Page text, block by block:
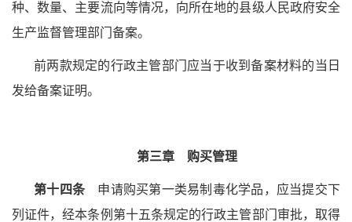
种、数量、主要流向等情况，向所在地的县级人民政府安全
生产监督管理部门备案。
前两款规定的行政主管部门应当于收到备案材料的当日
发给备案证明。
第三章 购买管理
第十四条申请购买第一类易制毒化学品，应当提交下
列证件，经本条例第十五条规定的行政主管部门审批，取得